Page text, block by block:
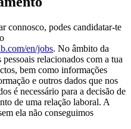
connosco, podes candidatar-te
en/jobs. No âmbito da
relacionados com a tua
bem como informações
e outros dados que nos
é necessário para a decisão de
de uma relação laboral. A
ela não conseguimos